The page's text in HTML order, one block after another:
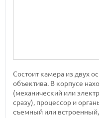
Состоит камера из двух
объектива. В корпусе
(механический или
сразу), процессор и
съемный или встроенный,